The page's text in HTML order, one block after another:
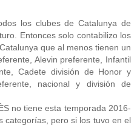
los clubes de Catalunya de
Entonces solo contabilizo los
que al menos tienen un
Alevin preferente, Infantil
Cadete división de Honor y
nacional y división de
no tiene esta temporada 2016-
categorías, pero si los tuvo en el